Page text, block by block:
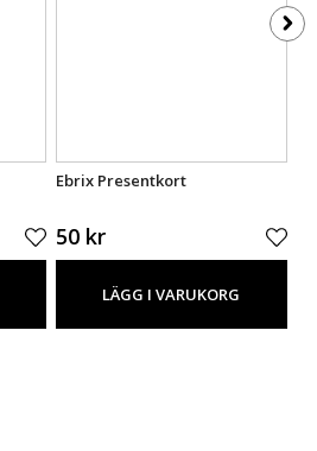
Ebrix Presentkort
50 kr
LÄGG I VARUKORG